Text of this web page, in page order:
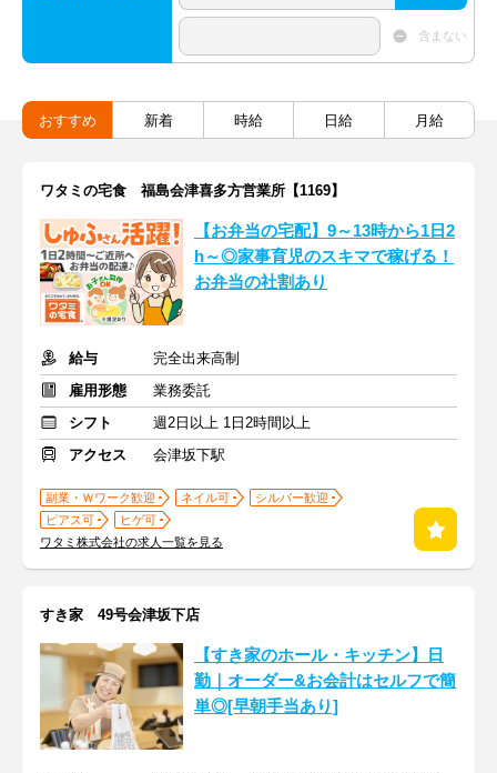
含まない
おすすめ 新着 時給 日給 月給
ワタミの宅食 福島会津喜多方営業所【1169】
【お弁当の宅配】9～13時から1日2
h～◎家事育児のスキマで稼げる！
お弁当の社割あり
給与
完全出来高制
雇用形態
業務委託
シフト
週2日以上 1日2時間以上
アクセス
会津坂下駅
副業・Ｗワーク歓迎 ネイル可
シルバー歓迎
ピアス可
ヒゲ可
ワタミ株式会社の求人一覧を見る
すき家 49号会津坂下店
【すき家のホール・キッチン】日
勤｜オーダー&お会計はセルフで簡
単◎[早朝手当あり]